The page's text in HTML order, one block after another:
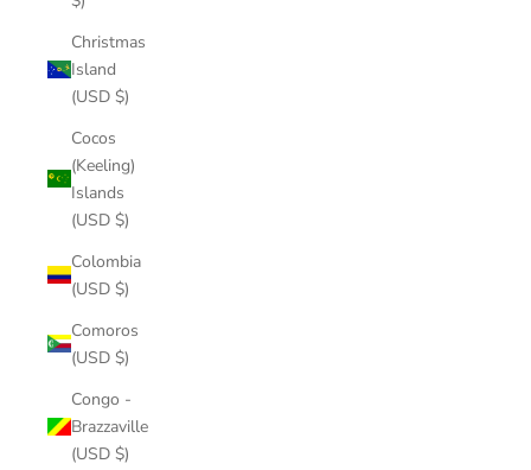
Christmas
Island
(USD $)
Cocos
(Keeling)
Islands
(USD $)
Colombia
(USD $)
Comoros
(USD $)
Congo -
Brazzaville
(USD $)